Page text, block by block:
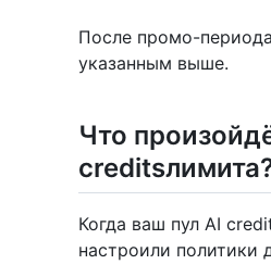
После промо-
указанным выше.
Что
Когда ваш пул AI
настроили политики